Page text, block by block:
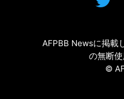
AFPBB Newsに掲載
の無断使
©